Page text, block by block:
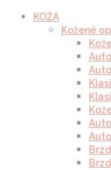
KOŽA
Kožené